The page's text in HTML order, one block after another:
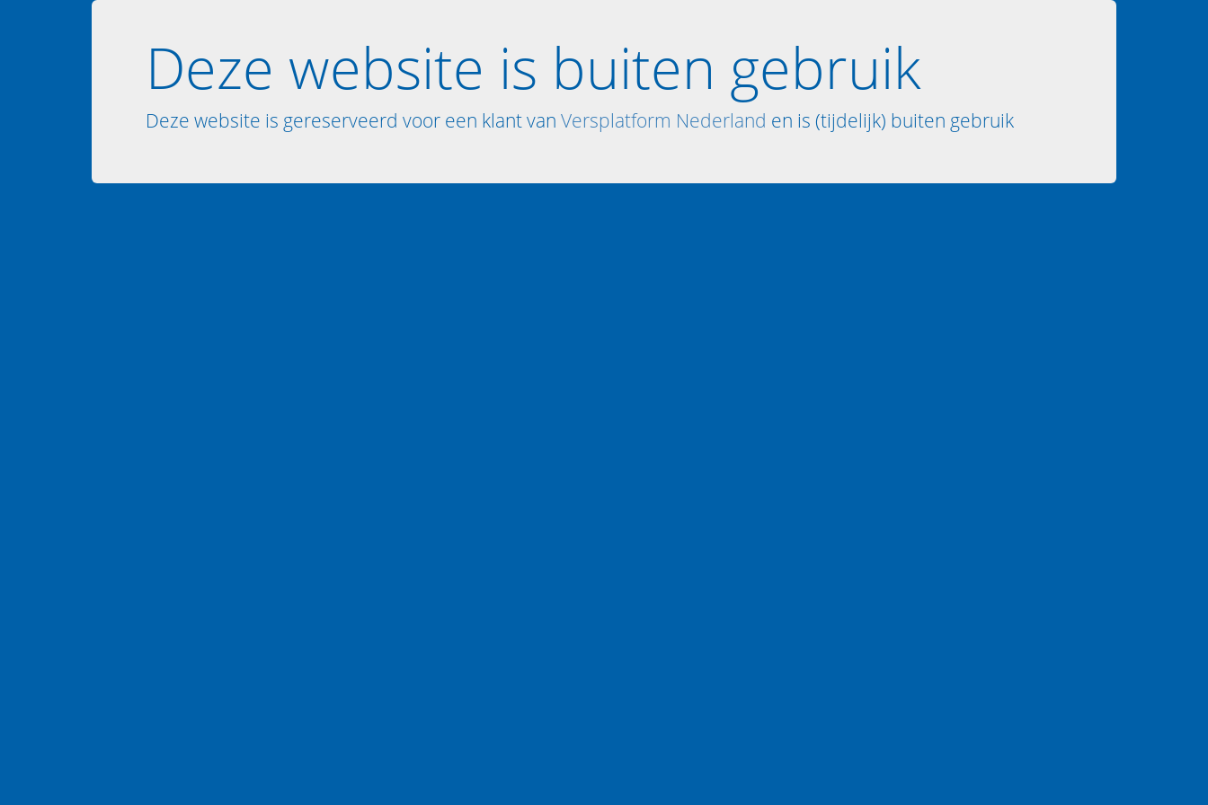
Deze website is buiten gebruik
Deze website is gereserveerd voor een klant van Versplatform Nederland en is (tijdelijk) buiten gebruik